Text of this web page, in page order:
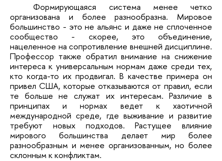
Формирующаяся система менее четко
организована и более разнообразна. Мировое
большинство - это не альянс и даже не сплоченное
сообщество - скорее, это объединение,
нацеленное на сопротивление внешней дисциплине.
Профессор также обратил внимание на снижение
интереса к универсальным нормам даже среди тех,
кто когда-то их продвигал. В качестве примера он
привел США, которые отказываются от правил, если
те больше не служат их интересам. Различие в
принципах и нормах ведет к хаотичной
международной среде, где выживание и развитие
требуют новых подходов. Растущее влияние
мирового большинства делает мир более
разнообразным и менее организованным, но более
склонным к конфликтам.